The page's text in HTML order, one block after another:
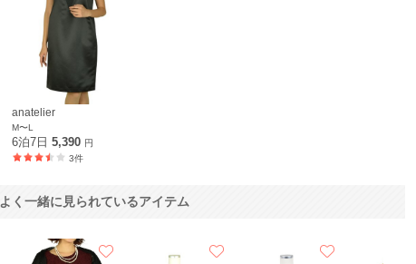
anatelier
M〜L
6泊7日 5,390 円
3件
よく一緒に見られているアイテム